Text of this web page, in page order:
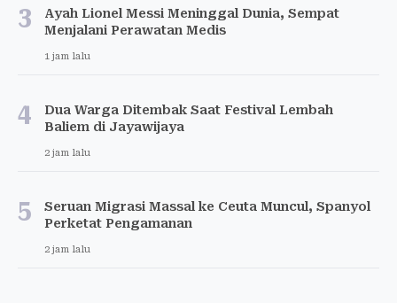
3
Ayah Lionel Messi Meninggal Dunia, Sempat
Menjalani Perawatan Medis
1 jam lalu
4
Dua Warga Ditembak Saat Festival Lembah
Baliem di Jayawijaya
2 jam lalu
5
Seruan Migrasi Massal ke Ceuta Muncul, Spanyol
Perketat Pengamanan
2 jam lalu